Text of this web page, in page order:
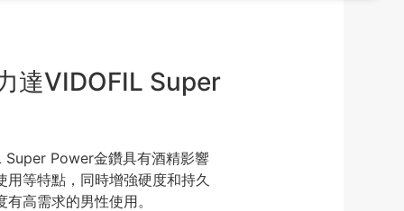
達VIDOFIL Super
Power金鑽具有酒精影響
等特點，同時增強硬度和持久
高需求的男性使用。